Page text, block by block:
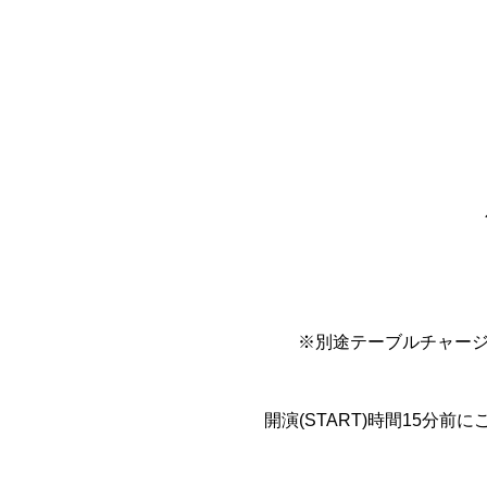
※別途テーブルチャー
開演(START)時間15分前に